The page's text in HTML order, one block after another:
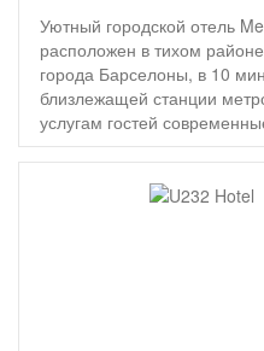
Уютный городской отель
расположен в тихом
города Барселоны, в 10
близлежащей станции
услугам гостей